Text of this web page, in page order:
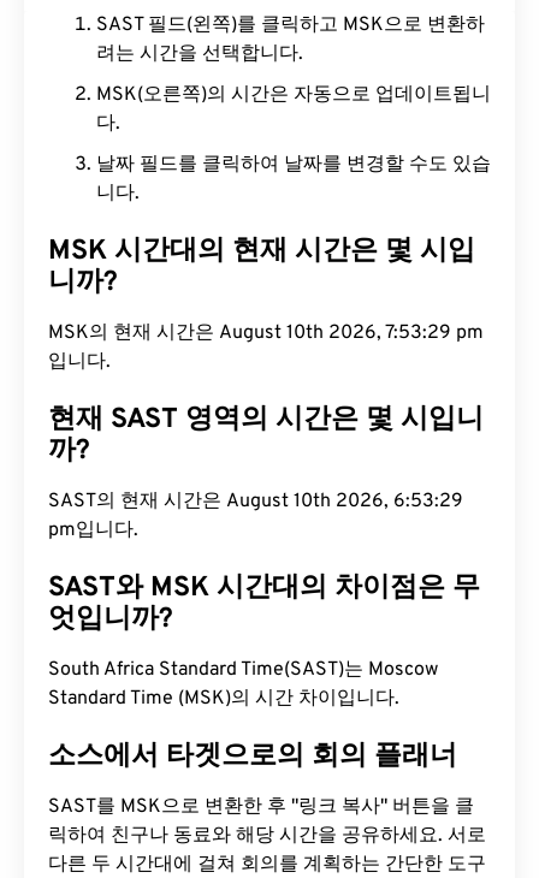
SAST 필드(왼쪽)를 클릭하고 MSK으로 변환하
려는 시간을 선택합니다.
MSK(오른쪽)의 시간은 자동으로 업데이트됩니
다.
날짜 필드를 클릭하여 날짜를 변경할 수도 있습
니다.
MSK 시간대의 현재 시간은 몇 시입
니까?
MSK의 현재 시간은 August 10th 2026, 7:53:30 pm
입니다.
현재 SAST 영역의 시간은 몇 시입니
까?
SAST의 현재 시간은 August 10th 2026, 6:53:30
pm입니다.
SAST와 MSK 시간대의 차이점은 무
엇입니까?
South Africa Standard Time(SAST)는 Moscow
Standard Time (MSK)의 시간 차이입니다.
소스에서 타겟으로의 회의 플래너
SAST를 MSK으로 변환한 후 "링크 복사" 버튼을 클
릭하여 친구나 동료와 해당 시간을 공유하세요. 서로
다른 두 시간대에 걸쳐 회의를 계획하는 간단한 도구